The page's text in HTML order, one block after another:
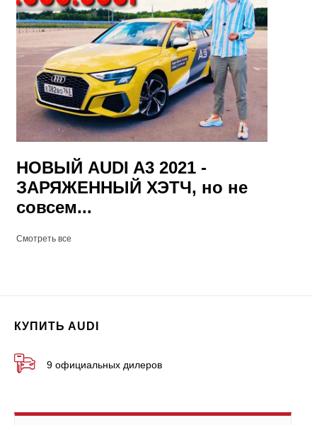
НОВЫЙ AUDI A3 2021 -
ЗАРЯЖЕННЫЙ ХЭТЧ, но не
совсем...
Смотреть все
КУПИТЬ AUDI
9 официальных дилеров